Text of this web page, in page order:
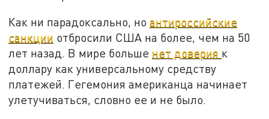
Как ни парадоксально, ноантироссийские
санкции отбросили США на более, чем на 50
лет назад. В мире больше нет доверия к
доллару как универсальному средству
платежей. Гегемония американца начинает
улетучиваться, словно ее и не было.